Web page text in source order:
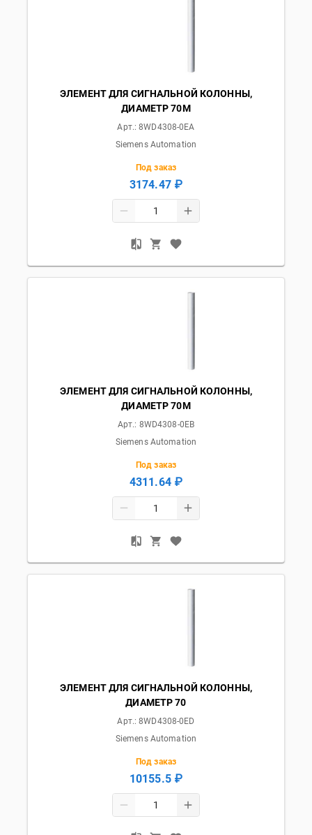
ЭЛЕМЕНТ ДЛЯ СИГНАЛЬНОЙ КОЛОННЫ,
ДИАМЕТР 70M
Арт.:8WD4308-0EA
Siemens Automation
Под заказ
3174.47 ₽
ЭЛЕМЕНТ ДЛЯ СИГНАЛЬНОЙ КОЛОННЫ,
ДИАМЕТР 70M
Арт.: 8WD4308-0EB
Siemens Automation
Под заказ
4311.64 ₽
ЭЛЕМЕНТ ДЛЯ СИГНАЛЬНОЙ КОЛОННЫ,
ДИАМЕТР 70
Арт.:8WD4308-0ED
Siemens Automation
Под заказ
10155.5 ₽